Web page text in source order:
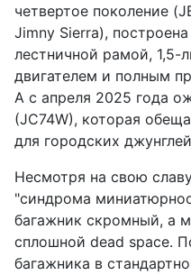
четвертое поколение
Jimny Sierra),
лестничной рамой, 1,5-
двигателем и полным
А с апреля 2025 года
(JC74W), которая
для городских
Несмотря на свою
"синдрома
багажник скромный, а
сплошной dead space.
багажника в